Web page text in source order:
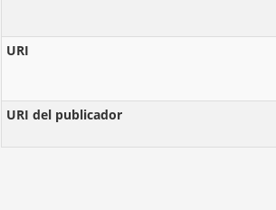
URI
URI del publicador